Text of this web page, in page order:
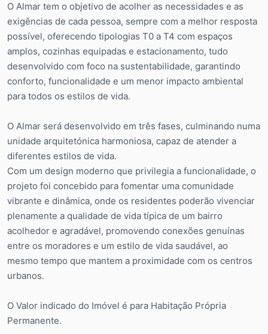
O Almar tem o objetivo de acolher as necessidades e as
exigências de cada pessoa, sempre com a melhor resposta
possível, oferecendo tipologias T0 a T4 com espaços
amplos, cozinhas equipadas e estacionamento, tudo
desenvolvido com foco na sustentabilidade, garantindo
conforto, funcionalidade e um menor impacto ambiental
para todos os estilos de vida.
O Almar será desenvolvido em três fases, culminando numa
unidade arquitetónica harmoniosa, capaz de atender a
diferentes estilos de vida.
Com um design moderno que privilegia a funcionalidade, o
projeto foi concebido para fomentar uma comunidade
vibrante e dinâmica, onde os residentes poderão vivenciar
plenamente a qualidade de vida típica de um bairro
acolhedor e agradável, promovendo conexões genuínas
entre os moradores e um estilo de vida saudável, ao
mesmo tempo que mantem a proximidade com os centros
urbanos.
O Valor indicado do Imóvel é para Habitação Própria
Permanente.